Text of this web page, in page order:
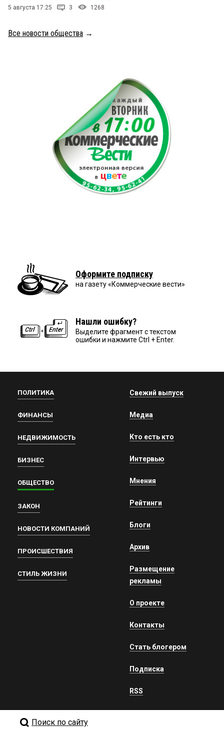
5 августа 17:25 3 1268
Все новости общества →
Оформите подписку
на газету «Коммерческие вести»
Нашли ошибку?
Выделите фрагмент с текстом
ошибки и нажмите Ctrl + Enter.
ПОЛИТИКА
ФИНАНСЫ
НЕДВИЖИМОСТЬ
БИЗНЕС
ОБЩЕСТВО
ЗАКОН
НОВОСТИ КОМПАНИЙ
ПРОИСШЕСТВИЯ
СТИЛЬ ЖИЗНИ
Свежий выпуск
Медиа
Кто есть кто
Интервью
Мнения
Рейтинги
Блоги
Архив
Размещение
рекламы
О проекте
Контакты
Стать блогером
Подписка
RSS
Поиск по сайту